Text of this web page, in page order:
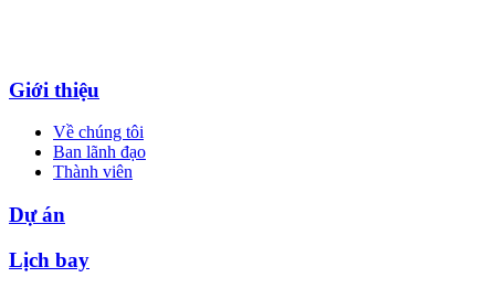
Giới thiệu
Về chúng tôi
Ban lãnh đạo
Thành viên
Dự án
Lịch bay